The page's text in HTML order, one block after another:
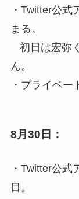
・Twitter公
まる。
初日は宏弥
ん。
・プライベー
8月30日：
・Twitter公式
目。